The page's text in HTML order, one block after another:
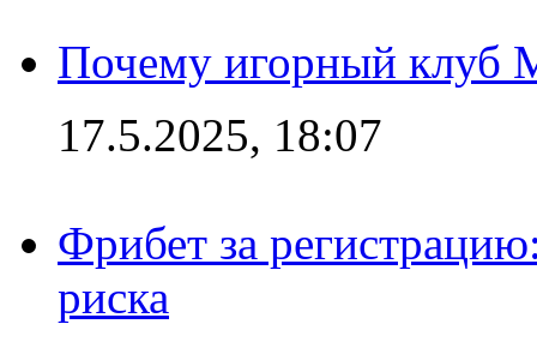
Почему игорный клуб
17.5.2025, 18:07
Фрибет за
риска